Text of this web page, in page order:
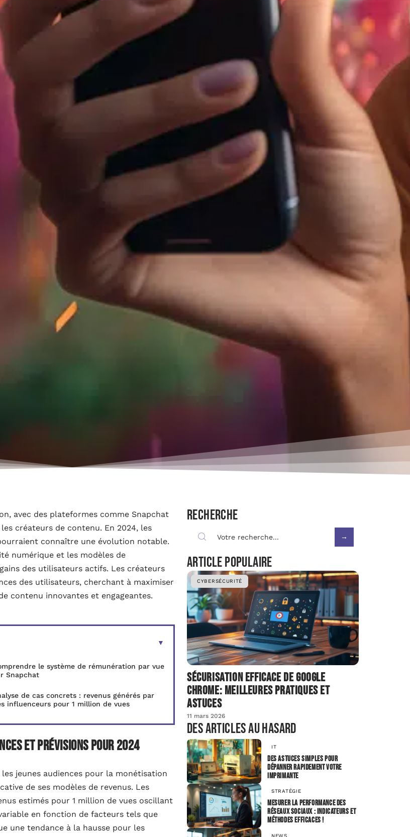
avec des plateformes comme Snapchat
créateurs de contenu. En 2024, les
connaître une évolution notable.
numérique et les modèles de
des utilisateurs actifs. Les créateurs
des utilisateurs, cherchant à maximiser
contenu innovantes et engageantes.
le système de rémunération par vue
Snapchat
de cas concrets : revenus générés par
influenceurs pour 1 million de vues
et prévisions pour 2024
jeunes audiences pour la monétisation
de ses modèles de revenus. Les
estimés pour 1 million de vues oscillant
en fonction de facteurs tels que
une tendance à la hausse pour les
Recherche
Article populaire
CYBERSÉCURITÉ
Sécurisation efficace de Google
Chrome: meilleures pratiques et
astuces
11 mars 2026
Des articles au hasard
IT
Des astuces simples pour
dépanner rapidement votre
imprimante
STRATÉGIE
Mesurer la performance des
réseaux sociaux : indicateurs et
méthodes efficaces !
NEWS